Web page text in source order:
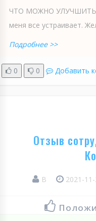
ЧТО МОЖНО УЛУЧШИТЬ:
меня все устраивает.
Подробнее >>
0 0 Добавить
Отзыв
В 2021-